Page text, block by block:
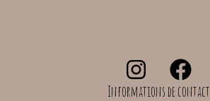
Informations de contact